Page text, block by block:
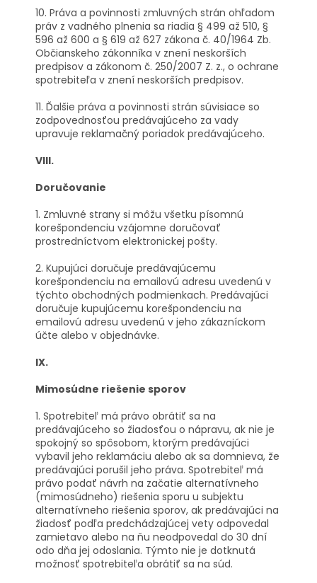
10. Práva a povinnosti zmluvných strán ohľadom
práv z vadného plnenia sa riadia § 499 až 510, §
596 až 600 a § 619 až 627 zákona č. 40/1964 Zb.
Občianskeho zákonníka v znení neskorších
predpisov a zákonom č. 250/2007 Z. z., o ochrane
spotrebiteľa v znení neskorších predpisov.
11. Ďalšie práva a povinnosti strán súvisiace so
zodpovednosťou predávajúceho za vady
upravuje reklamačný poriadok predávajúceho.
VIII.
Doručovanie
1. Zmluvné strany si môžu všetku písomnú
korešpondenciu vzájomne doručovať
prostredníctvom elektronickej pošty.
2. Kupujúci doručuje predávajúcemu
korešpondenciu na emailovú adresu uvedenú v
týchto obchodných podmienkach. Predávajúci
doručuje kupujúcemu korešpondenciu na
emailovú adresu uvedenú v jeho zákazníckom
účte alebo v objednávke.
IX.
Mimosúdne riešenie sporov
1. Spotrebiteľ má právo obrátiť sa na
predávajúceho so žiadosťou o nápravu, ak nie je
spokojný so spôsobom, ktorým predávajúci
vybavil jeho reklamáciu alebo ak sa domnieva, že
predávajúci porušil jeho práva. Spotrebiteľ má
právo podať návrh na začatie alternatívneho
(mimosúdneho) riešenia sporu u subjektu
alternatívneho riešenia sporov, ak predávajúci na
žiadosť podľa predchádzajúcej vety odpovedal
zamietavo alebo na ňu neodpovedal do 30 dní
odo dňa jej odoslania. Týmto nie je dotknutá
možnosť spotrebiteľa obrátiť sa na súd.